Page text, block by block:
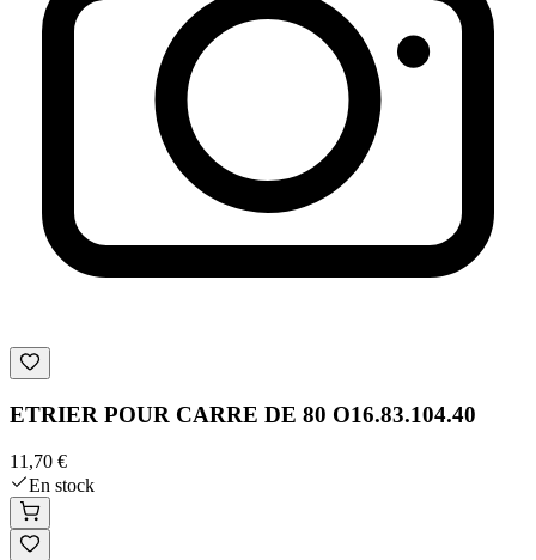
ETRIER POUR CARRE DE 80 O16.83.104.40
11,70 €
En stock